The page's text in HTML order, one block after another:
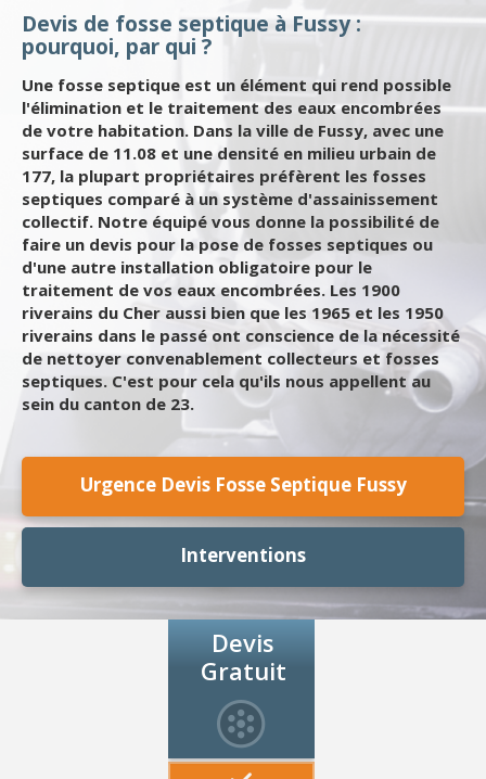
Devis de fosse septique à Fussy :
pourquoi, par qui ?
Une fosse septique est un élément qui rend possible
l'élimination et le traitement des eaux encombrées
de votre habitation. Dans la ville de Fussy, avec une
surface de 11.08 et une densité en milieu urbain de
177, la plupart propriétaires préfèrent les fosses
septiques comparé à un système d'assainissement
collectif. Notre équipé vous donne la possibilité de
faire un devis pour la pose de fosses septiques ou
d'une autre installation obligatoire pour le
traitement de vos eaux encombrées. Les 1900
riverains du Cher aussi bien que les 1965 et les 1950
riverains dans le passé ont conscience de la nécessité
de nettoyer convenablement collecteurs et fosses
septiques. C'est pour cela qu'ils nous appellent au
sein du canton de 23.
Urgence Devis Fosse Septique Fussy
Interventions
Devis
Gratuit